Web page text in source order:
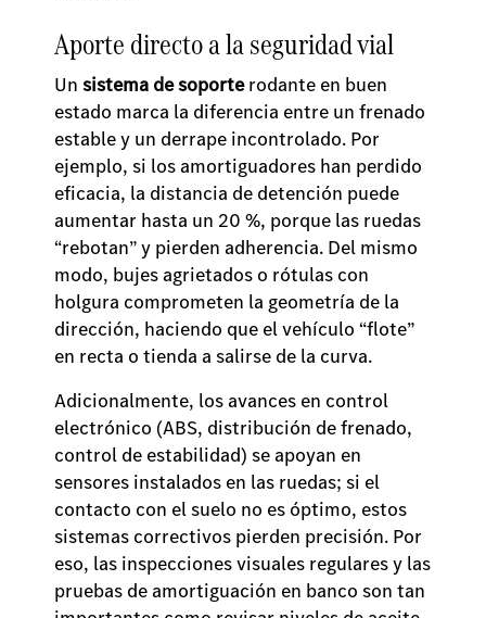
Aporte directo a la seguridad vial
Un sistema de soporterodante en buen
estado marca la diferencia entre un frenado
estable y un derrape incontrolado. Por
ejemplo, si los amortiguadores han perdido
eficacia, la distancia de detención puede
aumentar hasta un 20 %, porque las ruedas
“rebotan” y pierden adherencia. Del mismo
modo, bujes agrietados o rótulas con
holgura comprometen la geometría de la
dirección, haciendo que el vehículo “flote”
en recta o tienda a salirse de la curva.
Adicionalmente, los avances en control
electrónico (ABS, distribución de frenado,
control de estabilidad) se apoyan en
sensores instalados en las ruedas; si el
contacto con el suelo no es óptimo, estos
sistemas correctivos pierden precisión. Por
eso, las inspecciones visuales regulares y las
pruebas de amortiguación en banco son tan